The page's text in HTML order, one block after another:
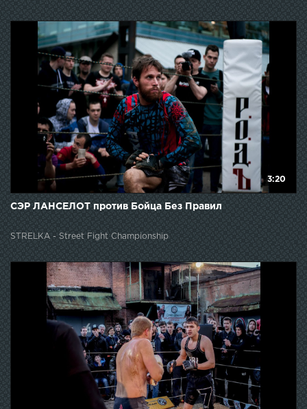
3:20
СЭР ЛАНСЕЛОТ против Бойца Без Правил
STRELKA - Street Fight Championship